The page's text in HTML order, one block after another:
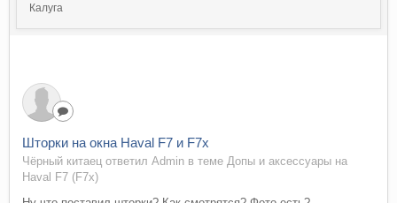
Калуга
Шторки на окна Haval F7 и F7x
Чёрный китаец ответил Admin в теме Допы и аксессуары на
Haval F7 (F7x)